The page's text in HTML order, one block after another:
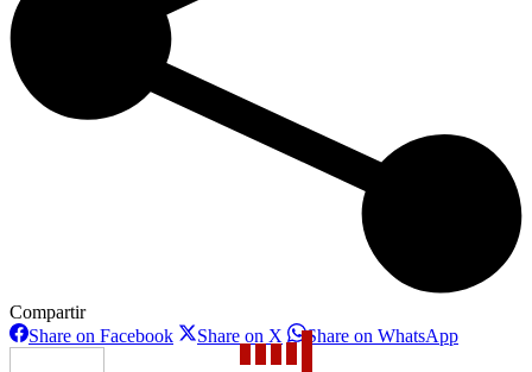
Compartir
Share on FacebookShareShare on X ShareShare on WhatsAppShare